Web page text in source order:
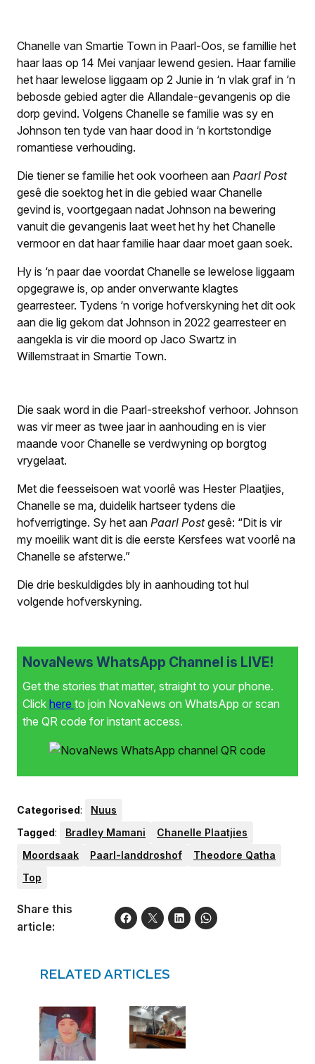
Chanelle van Smartie Town in Paarl-Oos, se famillie het
haar laas op 14 Mei vanjaar lewend gesien. Haar familie
het haar lewelose liggaam op 2 Junie in ‘n vlak graf in ‘n
bebosde gebied agter die Allandale-gevangenis op die
dorp gevind. Volgens Chanelle se familie was sy en
Johnson ten tyde van haar dood in ‘n kortstondige
romantiese verhouding.
Die tiener se familie het ook voorheen aan Paarl Post
gesê die soektog het in die gebied waar Chanelle
gevind is, voortgegaan nadat Johnson na bewering
vanuit die gevangenis laat weet het hy het Chanelle
vermoor en dat haar familie haar daar moet gaan soek.
Hy is ‘n paar dae voordat Chanelle se lewelose liggaam
opgegrawe is, op ander onverwante klagtes
gearresteer. Tydens ‘n vorige hofverskyning het dit ook
aan die lig gekom dat Johnson in 2022 gearresteer en
aangekla is vir die moord op Jaco Swartz in
Willemstraat in Smartie Town.
Die saak word in die Paarl-streekshof verhoor. Johnson
was vir meer as twee jaar in aanhouding en is vier
maande voor Chanelle se verdwyning op borgtog
vrygelaat.
Met die feesseisoen wat voorlê was Hester Plaatjies,
Chanelle se ma, duidelik hartseer tydens die
hofverrigtinge. Sy het aan Paarl Postgesê: “Dit is vir
my moeilik want dit is die eerste Kersfees wat voorlê na
Chanelle se afsterwe.”
Die drie beskuldigdes bly in aanhouding tot hul
volgende hofverskyning.
NovaNews WhatsApp Channel is LIVE!
Get the stories that matter, straight to your phone.
Click here to join NovaNews on WhatsApp or scan
the QR code for instant access.
Categorised:
Nuus
Tagged: Bradley Mamani
Chanelle Plaatjies
Moordsaak
Paarl-landdroshof
Theodore Qatha
Top
Share this
article:
RELATED ARTICLES